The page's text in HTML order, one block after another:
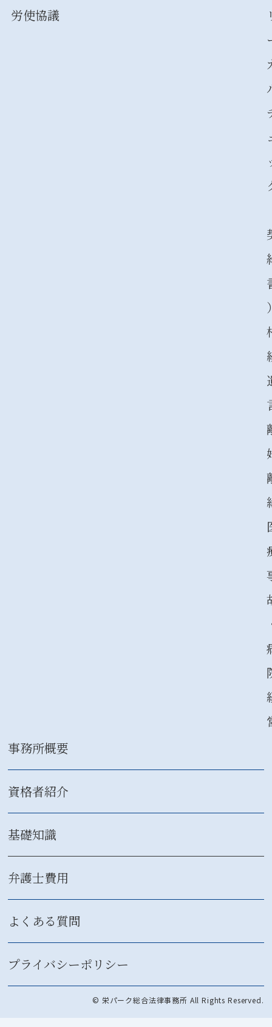
労使協議
事務所概要
資格者紹介
基礎知識
弁護士費用
よくある質問
プライバシーポリシー
© 栄パーク総合法律事務所 All Rights Reserved.